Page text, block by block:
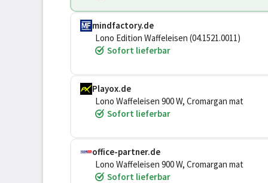
mindfactory.de
Lono Edition Waffeleisen (04.1521.0011)
Sofort lieferbar
Playox.de
Lono Waffeleisen 900 W, Cromargan mat
Sofort lieferbar
office-partner.de
Lono Waffeleisen 900 W, Cromargan mat
Sofort lieferbar